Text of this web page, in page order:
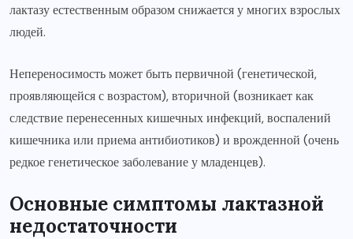
лактазу естественным образом снижается у многих взрослых
людей.
Непереносимость может быть первичной (генетической,
проявляющейся с возрастом), вторичной (возникает как
следствие перенесенных кишечных инфекций, воспалений
кишечника или приема антибиотиков) и врожденной (очень
редкое генетическое заболевание у младенцев).
Основные симптомы лактазной
недостаточности